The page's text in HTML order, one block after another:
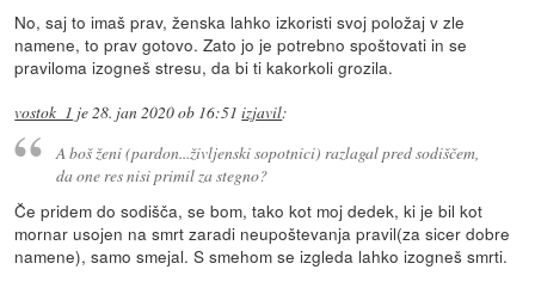
No, saj to imaš prav, ženska lahko izkoristi svoj položaj v zle
namene, to prav gotovo. Zato jo je potrebno spoštovati in se
praviloma izogneš stresu, da bi ti kakorkoli grozila.
vostok_1 je28. jan 2020 ob 16:51 izjavil:
A boš ženi (pardon...življenski sopotnici) razlagal pred sodiščem,
da one res nisi primil za stegno?
Če pridem do sodišča, se bom, tako kot moj dedek, ki je bil kot
mornar usojen na smrt zaradi neupoštevanja pravil(za sicer dobre
namene), samo smejal. S smehom se izgleda lahko izogneš smrti.